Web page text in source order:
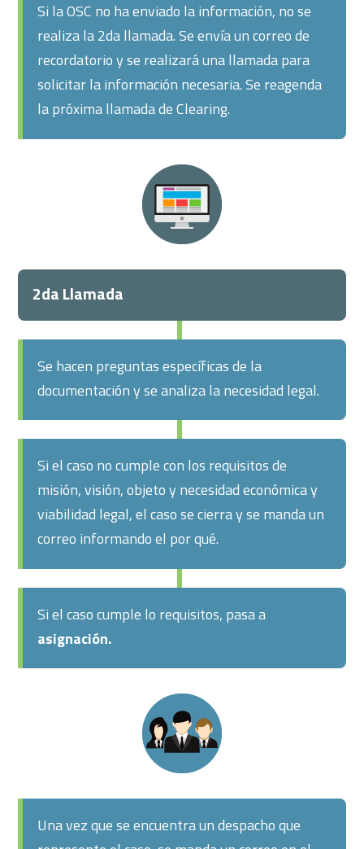
Si la OSC no ha enviado la información, no se
realiza la 2da llamada. Se envía un correo de
recordatorio y se realizará una llamada para
solicitar la información necesaria. Se reagenda
la próxima llamada de Clearing.
2da Llamada
Se hacen preguntas específicas de la
documentación y se analiza la necesidad legal.
Si el caso no cumple con los requisitos de
misión, visión, objeto y necesidad económica y
viabilidad legal, el caso se cierra y se manda un
correo informando el por qué.
Si el caso cumple lo requisitos, pasa a
asignación.
Una vez que se encuentra un despacho que